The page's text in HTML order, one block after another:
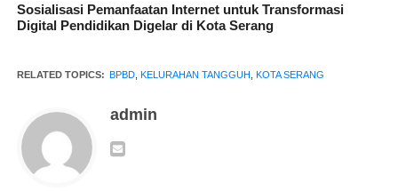
bertujuan agar masyarakat lebih mandiri dan lebih mengena pada
lingkungannya adalah pihak kelurahan,para tokoh
masyarakat,tokoh agama,tokoh pemuda dan selebihnya akan
kami serahkan kepada pihak kelurahan tersebut yang lebih tau
Sosialisasi Pemanfaatan Internet untuk Transformasi
Digital Pendidikan Digelar di Kota Serang
RELATED TOPICS: BPBD, KELURAHAN TANGGUH KOTA SERANG
admin